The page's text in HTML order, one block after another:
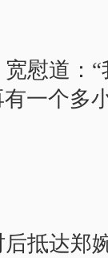
慰道：
一个多
抵达郑